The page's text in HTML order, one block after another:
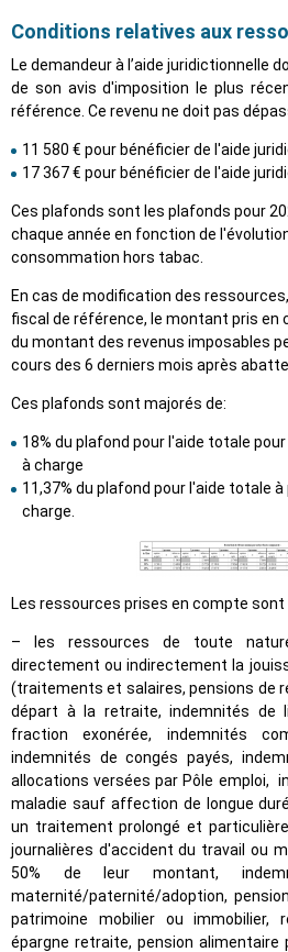
Conditions relatives aux
Le demandeur à l’aide juridictionnelle
de son avis d'imposition le plus
référence. Ce revenu ne doit pas
11 580 € pour bénéficier de l'aide
17 367 € pour bénéficier de l'aide
Ces plafonds sont les plafonds pour
chaque année en fonction de
consommation hors tabac.
En cas de modification des
fiscal de référence, le montant pris en
du montant des revenus imposables
cours des 6 derniers mois après
Ces plafonds sont majorés de:
18% du plafond pour l'aide totale
à charge
11,37% du plafond pour l'aide totale
charge.
Les ressources prises en compte sont
– les ressources de toute
directement ou indirectement la
(traitements et salaires, pensions de
départ à la retraite, indemnités de
fraction exonérée, indemnités
indemnités de congés payés,
allocations versées par Pôle emploi,
maladie sauf affection de longue
un traitement prolongé et
journalières d'accident du travail ou
50% de leur montant,
maternité/paternité/adoption,
patrimoine mobilier ou
épargne retraite, pension alimentaire